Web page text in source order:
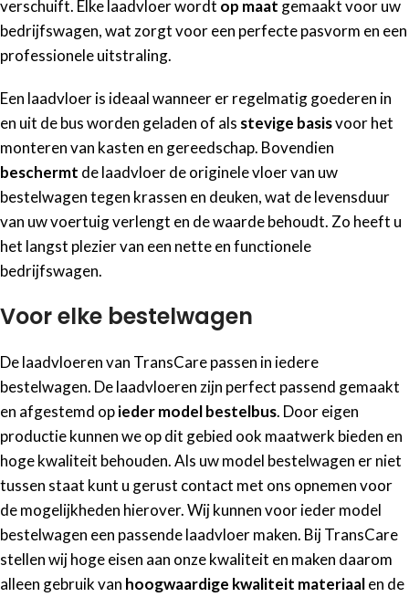
verschuift. Elke laadvloer wordt op maat gemaakt voor uw
bedrijfswagen, wat zorgt voor een perfecte pasvorm en een
professionele uitstraling.
Een laadvloer is ideaal wanneer er regelmatig goederen in
en uit de bus worden geladen of als stevige basisvoor het
monteren van kasten en gereedschap. Bovendien
beschermt de laadvloer de originele vloer van uw
bestelwagen tegen krassen en deuken, wat de levensduur
van uw voertuig verlengt en de waarde behoudt. Zo heeft u
het langst plezier van een nette en functionele
bedrijfswagen.
Voor elke bestelwagen
De laadvloeren van TransCare passen in iedere
bestelwagen. De laadvloeren zijn perfect passend gemaakt
en afgestemd opieder model bestelbus. Door eigen
productie kunnen we op dit gebied ook maatwerk bieden en
hoge kwaliteit behouden. Als uw model bestelwagen er niet
tussen staat kunt u gerust contact met ons opnemen voor
de mogelijkheden hierover. Wij kunnen voor ieder model
bestelwagen een passende laadvloer maken. Bij TransCare
stellen wij hoge eisen aan onze kwaliteit en maken daarom
alleen gebruik van hoogwaardige kwaliteit materiaalen de